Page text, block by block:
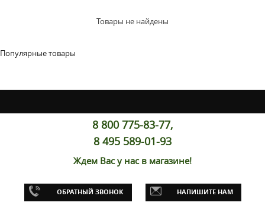
Товары не найдены
Популярные товары
8 800 775-83-77,
8 495 589-01-93
Ждем Вас у нас в магазине!
ОБРАТНЫЙ ЗВОНОК НАПИШИТЕ НАМ